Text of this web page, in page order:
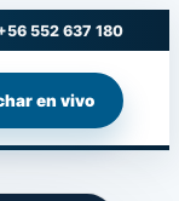
552 637 180
en vivo